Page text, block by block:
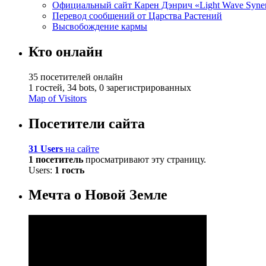
Официальный сайт Карен Дэнрич «Light Wave
Перевод сообщений от Царства Растений
Высвобождение кармы
Кто онлайн
35 посетителей онлайн
1 гостей, 34 bots, 0 зарегистрированных
Map of Visitors
Посетители сайта
31 Users на сайте
1 посетитель просматривают эту страницу.
Users: 1 гость
Мечта о Новой Земле